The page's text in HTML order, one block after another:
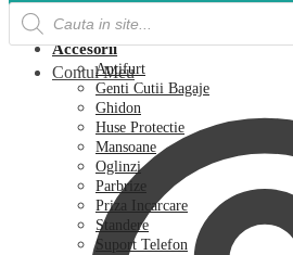
Products
search
Contul Meu
Acasa
Accesorii
Antifurt
Genti Cutii Bagaje
Ghidon
Huse Protectie
Mansoane
Oglinzi
Parbrize
Priza Incarcare
Standere
Suport Telefon